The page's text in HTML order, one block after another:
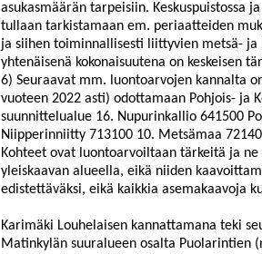
asukasmäärän tarpeisiin. Keskuspuistossa
tullaan tarkistamaan em. periaatteiden
ja siihen toiminnallisesti liittyvien metsä-
yhtenäisenä kokonaisuutena on keskeisen
6) Seuraavat mm. luontoarvojen kannalta
vuoteen 2022 asti) odottamaan Pohjois- ja
suunnittelualue 16. Nupurinkallio641500
Niipperinniitty713100 10. Metsämaa
Kohteet ovat luontoarvoiltaan tärkeitä ja
yleiskaavan alueella, eikä niiden
edistettäväksi, eikä kaikkia asemakaavoja
Karimäki Louhelaisen kannattamana teki
Matinkylän suuralueen osalta Puolarintien